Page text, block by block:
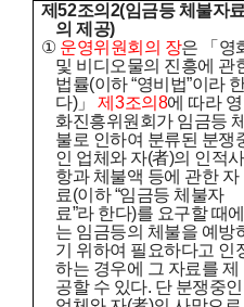
제52조의 2(임금등 체불자료
의 제공)
① 운영위원회의 장은 「 영
및 비디오물의 진흥에 관
법률(이하“영비법”이라
다)」제 3조의 8에 따라 영
화진흥위원회가 임금등 체
불로 인하여 분류된 분쟁
인 업체와 자(者)의 인적사
항과 체불액 등에 관한 자
료(이하“임금등 체불자
료”라 한다)를 요구할 때에
는 임금등의 체불을 예방
기 위하여 필요하다고 인
하는 경우에 그 자료를 제
공할 수 있다. 단 분쟁중인